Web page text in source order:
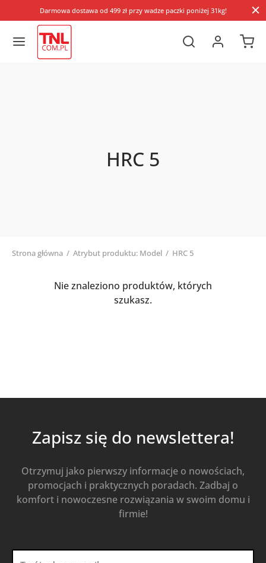
Darmowa dostawa od 499 zł przy wadze paczki poniżej 31kg!
HRC 5
Strona główna / Atrybut produktu: Model / HRC 5
Nie znaleziono produktów, których
szukasz.
Zapisz się do newslettera!
Otrzymuj jako pierwszy informacje o nowościach,
promocjach i praktycznych poradach. Zadbaj o
komfort i nowoczesne rozwiązania w swoim domu i
firmie!